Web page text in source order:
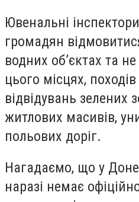
Ювенальні
громадян
водних об’єктах та
цього місцях, походів
відвідувань
житлових масивів,
польових доріг.
Нагадаємо, що у
наразі немає